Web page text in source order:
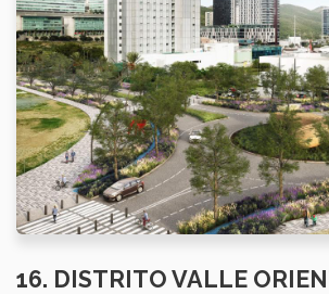
16. DISTRITO VALLE